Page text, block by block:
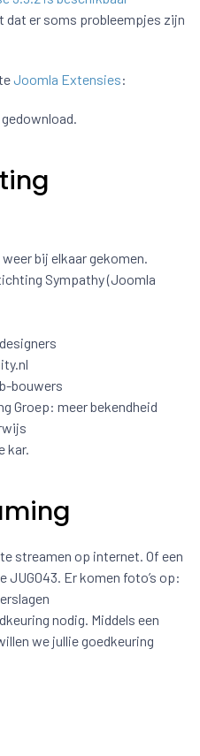
dat er soms probleempjes zijn
Joomla Extensies:
weer bij elkaar gekomen.
Sympathy (Joomla
bouwers
Groep: meer bekendheid
kar.
streamen op internet. Of een
JUG043. Er komen foto’s op:
nodig. Middels een
we jullie goedkeuring